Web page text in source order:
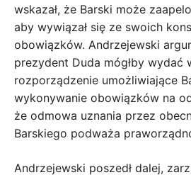
wskazał, że Barski może
aby wywiązał się ze swoich
obowiązków. Andrzejewski
prezydent Duda mógłby wydać
rozporządzenie umożliwiające
wykonywanie obowiązków na
że odmowa uznania przez
Barskiego podważa
Andrzejewski poszedł dalej,